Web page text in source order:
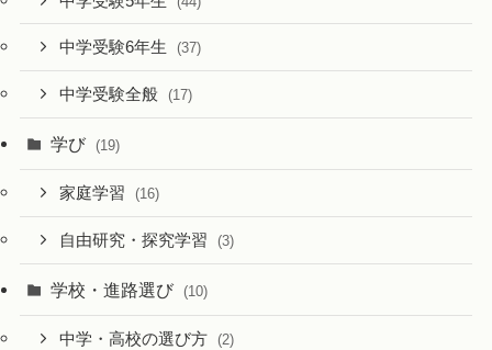
中学受験6年生 (37)
中学受験全般 (17)
学び (19)
家庭学習 (16)
自由研究・探究学習 (3)
学校・進路選び (10)
中学・高校の選び方 (2)